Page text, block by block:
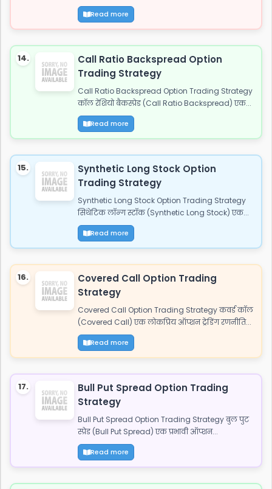
Read more
14.
Call Ratio Backspread Option
Trading Strategy
Call Ratio Backspread Option Trading Strategy
कॉल रेशियो बैकस्प्रेड (Call Ratio Backspread) एक...
Read more
15.
Synthetic Long Stock Option
Trading Strategy
Synthetic Long Stock Option Trading Strategy
सिंथेटिक लॉन्ग स्टॉक (Synthetic Long Stock) एक...
Read more
16.
Covered Call Option Trading
Strategy
Covered Call Option Trading Strategy कवर्ड कॉल
(Covered Call) एक लोकप्रिय ऑप्शन ट्रेडिंग रणनीति...
Read more
17.
Bull Put Spread Option Trading
Strategy
Bull Put Spread Option Trading Strategy बुल पुट
स्प्रेड (Bull Put Spread) एक प्रभावी ऑप्शन...
Read more